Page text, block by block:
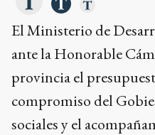
El Ministerio de
ante la Honorable
provincia el
compromiso del
sociales y el